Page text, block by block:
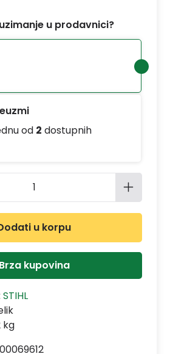
u prodavnici?
od 2 dostupnih
Unesite
u korpu
Brza kupovina
STIHL
kg